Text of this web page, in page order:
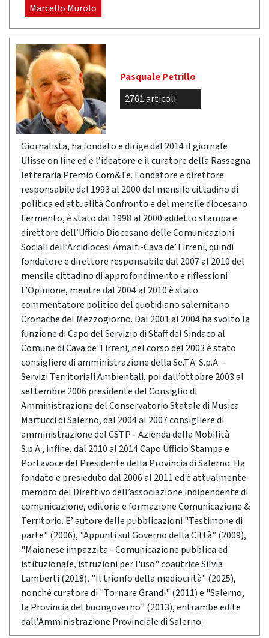
Marcello Murolo
Pasquale Petrillo
2761 articoli
Giornalista, ha fondato e dirige dal 2014 il giornale
Ulisse on line ed è l’ideatore e il curatore della Rassegna
letteraria Premio Com&Te. Fondatore e direttore
responsabile dal 1993 al 2000 del mensile cittadino di
politica ed attualità Confronto e del mensile diocesano
Fermento, è stato dal 1998 al 2000 addetto stampa e
direttore dell’Ufficio Diocesano delle Comunicazioni
Sociali dell’Arcidiocesi Amalfi-Cava de’Tirreni, quindi
fondatore e direttore responsabile dal 2007 al 2010 del
mensile cittadino di approfondimento e riflessioni
L’Opinione, mentre dal 2004 al 2010 è stato
commentatore politico del quotidiano salernitano
Cronache del Mezzogiorno. Dal 2001 al 2004 ha svolto la
funzione di Capo del Servizio di Staff del Sindaco al
Comune di Cava de’Tirreni, nel corso del 2003 è stato
consigliere di amministrazione della Se.T.A. S.p.A. –
Servizi Territoriali Ambientali, poi dall’ottobre 2003 al
settembre 2006 presidente del Consiglio di
Amministrazione del Conservatorio Statale di Musica
Martucci di Salerno, dal 2004 al 2007 consigliere di
amministrazione del CSTP - Azienda della Mobilità
S.p.A., infine, dal 2010 al 2014 Capo Ufficio Stampa e
Portavoce del Presidente della Provincia di Salerno. Ha
fondato e presieduto dal 2006 al 2011 ed è attualmente
membro del Direttivo dell’associazione indipendente di
comunicazione, editoria e formazione Comunicazione &
Territorio. E’ autore delle pubblicazioni "Testimone di
parte" (2006), "Appunti sul Governo della Città" (2009),
"Maionese impazzita - Comunicazione pubblica ed
istituzionale, istruzioni per l'uso" coautrice Silvia
Lamberti (2018), "Il trionfo della mediocrità" (2025),
nonché curatore di "Tornare Grandi" (2011) e "Salerno,
la Provincia del buongoverno" (2013), entrambe edite
dall’Amministrazione Provinciale di Salerno.